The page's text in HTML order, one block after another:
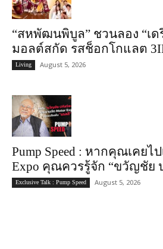
“สหพัฒนพิบูล” ชวนลอง “เด
มอลต์สกัด รสช็อกโกแลต
Living August 5, 2026
Pump Speed : หากคุณเคยไ
Expo คุณควรรู้จัก “ขวัญชัย
Exclusive Talk : Pump Speed August 5, 2026